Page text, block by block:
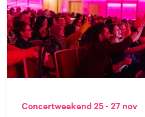
Concertweekend 25 - 27 nov